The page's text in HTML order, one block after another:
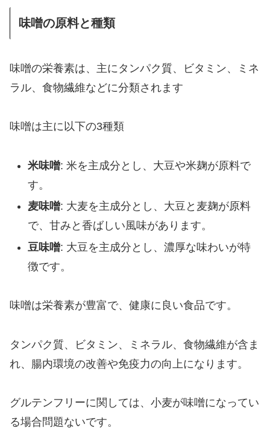
味噌の原料と種類
味噌の栄養素は、主にタンパク質、ビタミン、ミネ
ラル、食物繊維などに分類されます
味噌は主に以下の3種類
米味噌: 米を主成分とし、大豆や米麹が原料で
す。
麦味噌: 大麦を主成分とし、大豆と麦麹が原料
で、甘みと香ばしい風味があります。
豆味噌: 大豆を主成分とし、濃厚な味わいが特
徴です。
味噌は栄養素が豊富で、健康に良い食品です。
タンパク質、ビタミン、ミネラル、食物繊維が含ま
れ、腸内環境の改善や免疫力の向上になります。
グルテンフリーに関しては、小麦が味噌になってい
る場合問題ないです。